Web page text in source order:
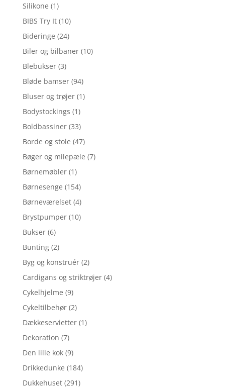
Silikone (1)
BIBS Try It (10)
Bideringe (24)
Biler og bilbaner (10)
Blebukser (3)
Bløde bamser (94)
Bluser og trøjer (1)
Bodystockings (1)
Boldbassiner (33)
Borde og stole (47)
Bøger og milepæle (7)
Børnemøbler (1)
Børnesenge (154)
Børneværelset (4)
Brystpumper (10)
Bukser (6)
Bunting (2)
Byg og konstruér (2)
Cardigans og striktrøjer (4)
Cykelhjelme (9)
Cykeltilbehør (2)
Dækkeservietter (1)
Dekoration (7)
Den lille kok (9)
Drikkedunke (184)
Dukkehuset (291)